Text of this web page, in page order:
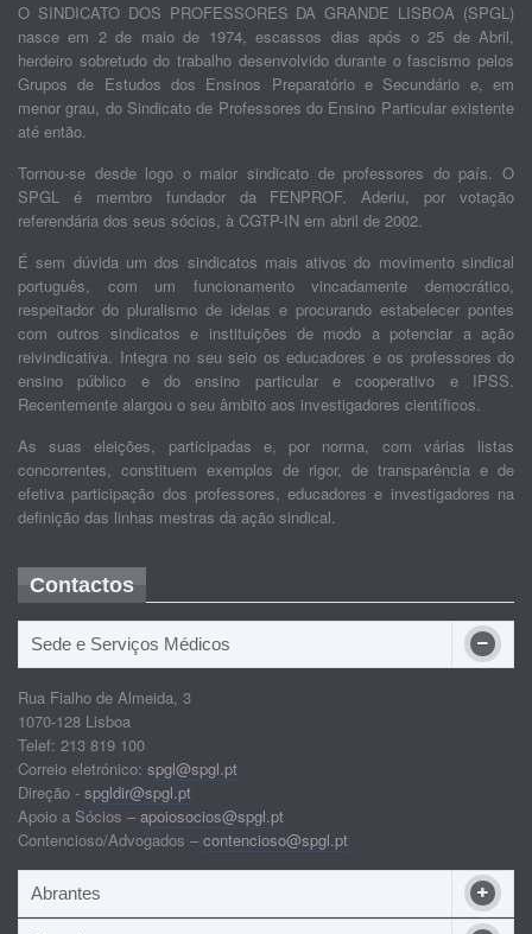
O SINDICATO DOS PROFESSORES DA GRANDE LISBOA (SPGL)
nasce em 2 de maio de 1974, escassos dias após o 25 de Abril,
herdeiro sobretudo do trabalho desenvolvido durante o fascismo pelos
Grupos de Estudos dos Ensinos Preparatório e Secundário e, em
menor grau, do Sindicato de Professores do Ensino Particular existente
até então.
Tornou-se desde logo o maior sindicato de professores do país. O
SPGL é membro fundador da FENPROF. Aderiu, por votação
referendária dos seus sócios, à CGTP-IN em abril de 2002.
É sem dúvida um dos sindicatos mais ativos do movimento sindical
português, com um funcionamento vincadamente democrático,
respeitador do pluralismo de ideias e procurando estabelecer pontes
com outros sindicatos e instituições de modo a potenciar a ação
reivindicativa. Integra no seu seio os educadores e os professores do
ensino público e do ensino particular e cooperativo e IPSS.
Recentemente alargou o seu âmbito aos investigadores científicos.
As suas eleições, participadas e, por norma, com várias listas
concorrentes, constituem exemplos de rigor, de transparência e de
efetiva participação dos professores, educadores e investigadores na
definição das linhas mestras da ação sindical.
Contactos
Sede e Serviços Médicos
Rua Fialho de Almeida, 3
1070-128 Lisboa
Telef: 213 819 100
Correio eletrónico: spgl@spgl.pt
Direção - spgldir@spgl.pt
Apoio a Sócios – apoiosocios@spgl.pt
Contencioso/Advogados – contencioso@spgl.pt
Abrantes